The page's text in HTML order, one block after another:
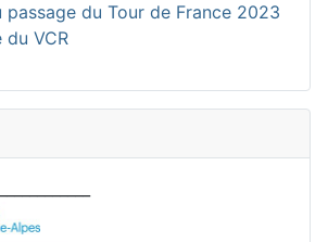
du Tour de France 2023
VCR